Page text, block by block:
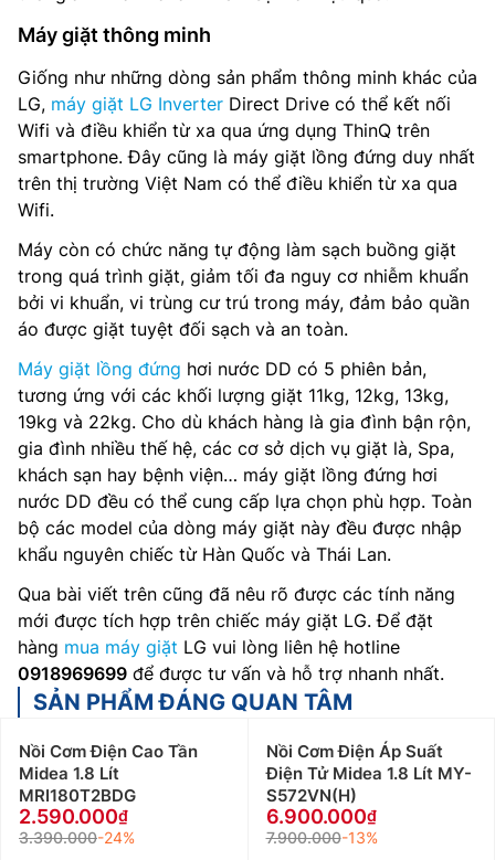
Máy giặt thông minh
Giống như những dòng sản phẩm thông minh khác của
LG, máy giặt LG Inverter Direct Drive có thể kết nối
Wifi và điều khiển từ xa qua ứng dụng ThinQ trên
smartphone. Đây cũng là máy giặt lồng đứng duy nhất
trên thị trường Việt Nam có thể điều khiển từ xa qua
Wifi.
Máy còn có chức năng tự động làm sạch buồng giặt
trong quá trình giặt, giảm tối đa nguy cơ nhiễm khuẩn
bởi vi khuẩn, vi trùng cư trú trong máy, đảm bảo quần
áo được giặt tuyệt đối sạch và an toàn.
Máy giặt lồng đứng hơi nước DD có 5 phiên bản,
tương ứng với các khối lượng giặt 11kg, 12kg, 13kg,
19kg và 22kg. Cho dù khách hàng là gia đình bận rộn,
gia đình nhiều thế hệ, các cơ sở dịch vụ giặt là, Spa,
khách sạn hay bệnh viện… máy giặt lồng đứng hơi
nước DD đều có thể cung cấp lựa chọn phù hợp. Toàn
bộ các model của dòng máy giặt này đều được nhập
khẩu nguyên chiếc từ Hàn Quốc và Thái Lan.
Qua bài viết trên cũng đã nêu rõ được các tính năng
mới được tích hợp trên chiếc máy giặt LG. Để đặt
hàng mua máy giặt LG vui lòng liên hệ hotline
0918969699 để được tư vấn và hỗ trợ nhanh nhất.
SẢN PHẨM ĐÁNG QUAN TÂM
Nồi Cơm Điện Cao Tần
Midea 1.8 Lít
MRI180T2BDG
2.590.000
3.390.000-24%
Nồi Cơm Điện Áp Suất
Điện Tử Midea 1.8 Lít MY-
S572VN(H)
6.900.000
7.900.000-13%